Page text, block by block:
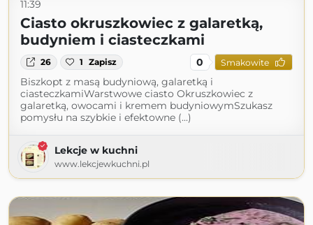
11:39
Ciasto okruszkowiec z galaretką,
budyniem i ciasteczkami
26 1 Zapisz 0 Smakowite
Biszkopt z masą budyniową, galaretką i
ciasteczkamiWarstwowe ciasto Okruszkowiec z
galaretką, owocami i kremem budyniowymSzukasz
pomysłu na szybkie i efektowne (...)
Lekcje w kuchni
www.lekcjewkuchni.pl